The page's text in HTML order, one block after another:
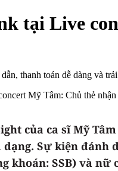
tại Live
thanh toán dễ dàng và
của ca sĩ Mỹ
Sự kiện đánh
khoán: SSB) và